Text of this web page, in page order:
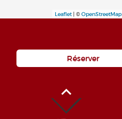
Leaflet| © OpenStreetMap
Réserver